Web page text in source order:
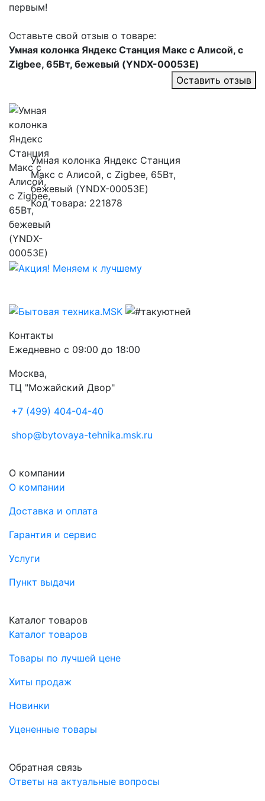
первым!
Оставьте свой отзыв о товаре:
Умная колонка Яндекс Станция Макс с Алисой, с
Zigbee, 65Вт, бежевый (YNDX-00053E)
Оставить отзыв
Умная колонка Яндекс Станция
Макс с Алисой, с Zigbee, 65Вт,
бежевый (YNDX-00053E)
Код товара: 221878
Контакты
Ежедневно с 09:00 до 18:00
Москва,
ТЦ "Можайский Двор"
+7 (499) 404-04-40
shop@bytovaya-tehnika.msk.ru
О компании
О компании
Доставка и оплата
Гарантия и сервис
Услуги
Пункт выдачи
Каталог товаров
Каталог товаров
Товары по лучшей цене
Хиты продаж
Новинки
Уцененные товары
Обратная связь
Ответы на актуальные вопросы